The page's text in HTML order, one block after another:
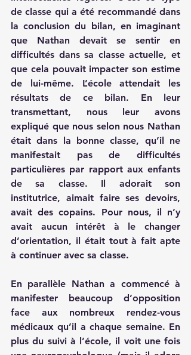
de classe qui a été recommandé dans
la conclusion du bilan, en imaginant
que Nathan devait se sentir en
difficultés dans sa classe actuelle, et
que cela pouvait impacter son estime
de lui-même. L’école attendait les
résultats de ce bilan. En leur
transmettant, nous leur avons
expliqué que nous selon nous Nathan
était dans la bonne classe, qu’il ne
manifestait pas de difficultés
particulières par rapport aux enfants
de sa classe. Il adorait son
institutrice, aimait faire ses devoirs,
avait des copains. Pour nous, il n’y
avait aucun intérêt à le changer
d’orientation, il était tout à fait apte
à continuer avec sa classe.
En parallèle Nathan a commencé à
manifester beaucoup d’opposition
face aux nombreux rendez-vous
médicaux qu’il a chaque semaine. En
plus du suivi à l’école, il voit une fois